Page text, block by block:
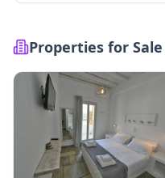
Properties for Sale